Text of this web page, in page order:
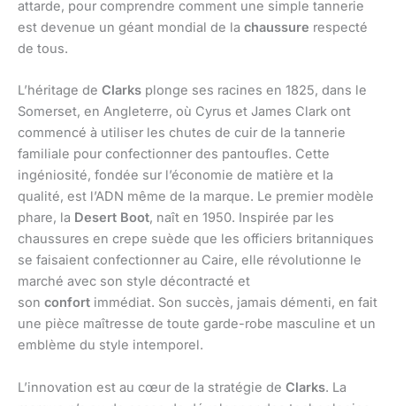
attarde, pour comprendre comment une simple tannerie
est devenue un géant mondial de la chaussure respecté
de tous.
L’héritage de Clarks plonge ses racines en 1825, dans le
Somerset, en Angleterre, où Cyrus et James Clark ont
commencé à utiliser les chutes de cuir de la tannerie
familiale pour confectionner des pantoufles. Cette
ingéniosité, fondée sur l’économie de matière et la
qualité, est l’ADN même de la marque. Le premier modèle
phare, la Desert Boot, naît en 1950. Inspirée par les
chaussures en crepe suède que les officiers britanniques
se faisaient confectionner au Caire, elle révolutionne le
marché avec son style décontracté et
son confort immédiat. Son succès, jamais démenti, en fait
une pièce maîtresse de toute garde-robe masculine et un
emblème du style intemporel.
L’innovation est au cœur de la stratégie de Clarks. La